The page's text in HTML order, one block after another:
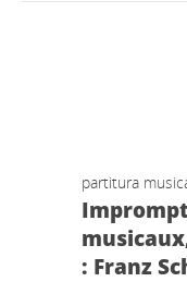
partitura
: Franz